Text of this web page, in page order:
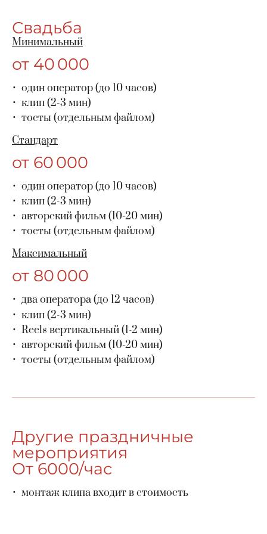
Свадьба
Минимальный
от 40 000
один оператор (до 10 часов)
клип (2-3 мин)
тосты (отдельным файлом)
Стандарт
от 60 000
один оператор (до 10 часов)
клип (2-3 мин)
авторский фильм (10-20 мин)
тосты (отдельным файлом)
Максимальный
от 80 000
два оператора (до 12 часов)
клип (2-3 мин)
Reels вертикальный (1-2 мин)
авторский фильм (10-20 мин)
тосты (отдельным файлом)
Другие праздничные
мероприятия
От 6000/час
монтаж клипа входит в стоимость